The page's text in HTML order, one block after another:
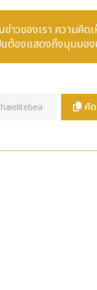
ชื่อมั่นระหว่างกัน โด
างยั่งยืน
ข้อมูลเชิงลึกอันมีค่า
เทคโนโลยีควบคู่ไปกั
นวัตกรรม ความน่าเชื่
วของเรา ความคิ
นต้องแสดงถึงมุมมอ
คั